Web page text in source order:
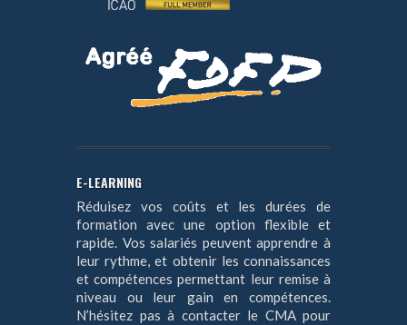
E-LEARNING
Réduisez vos coûts et les durées de
formation avec une option flexible et
rapide. Vos salariés peuvent apprendre à
leur rythme, et obtenir les connaissances
et compétences permettant leur remise à
niveau ou leur gain en compétences.
N’hésitez pas à contacter le CMA pour